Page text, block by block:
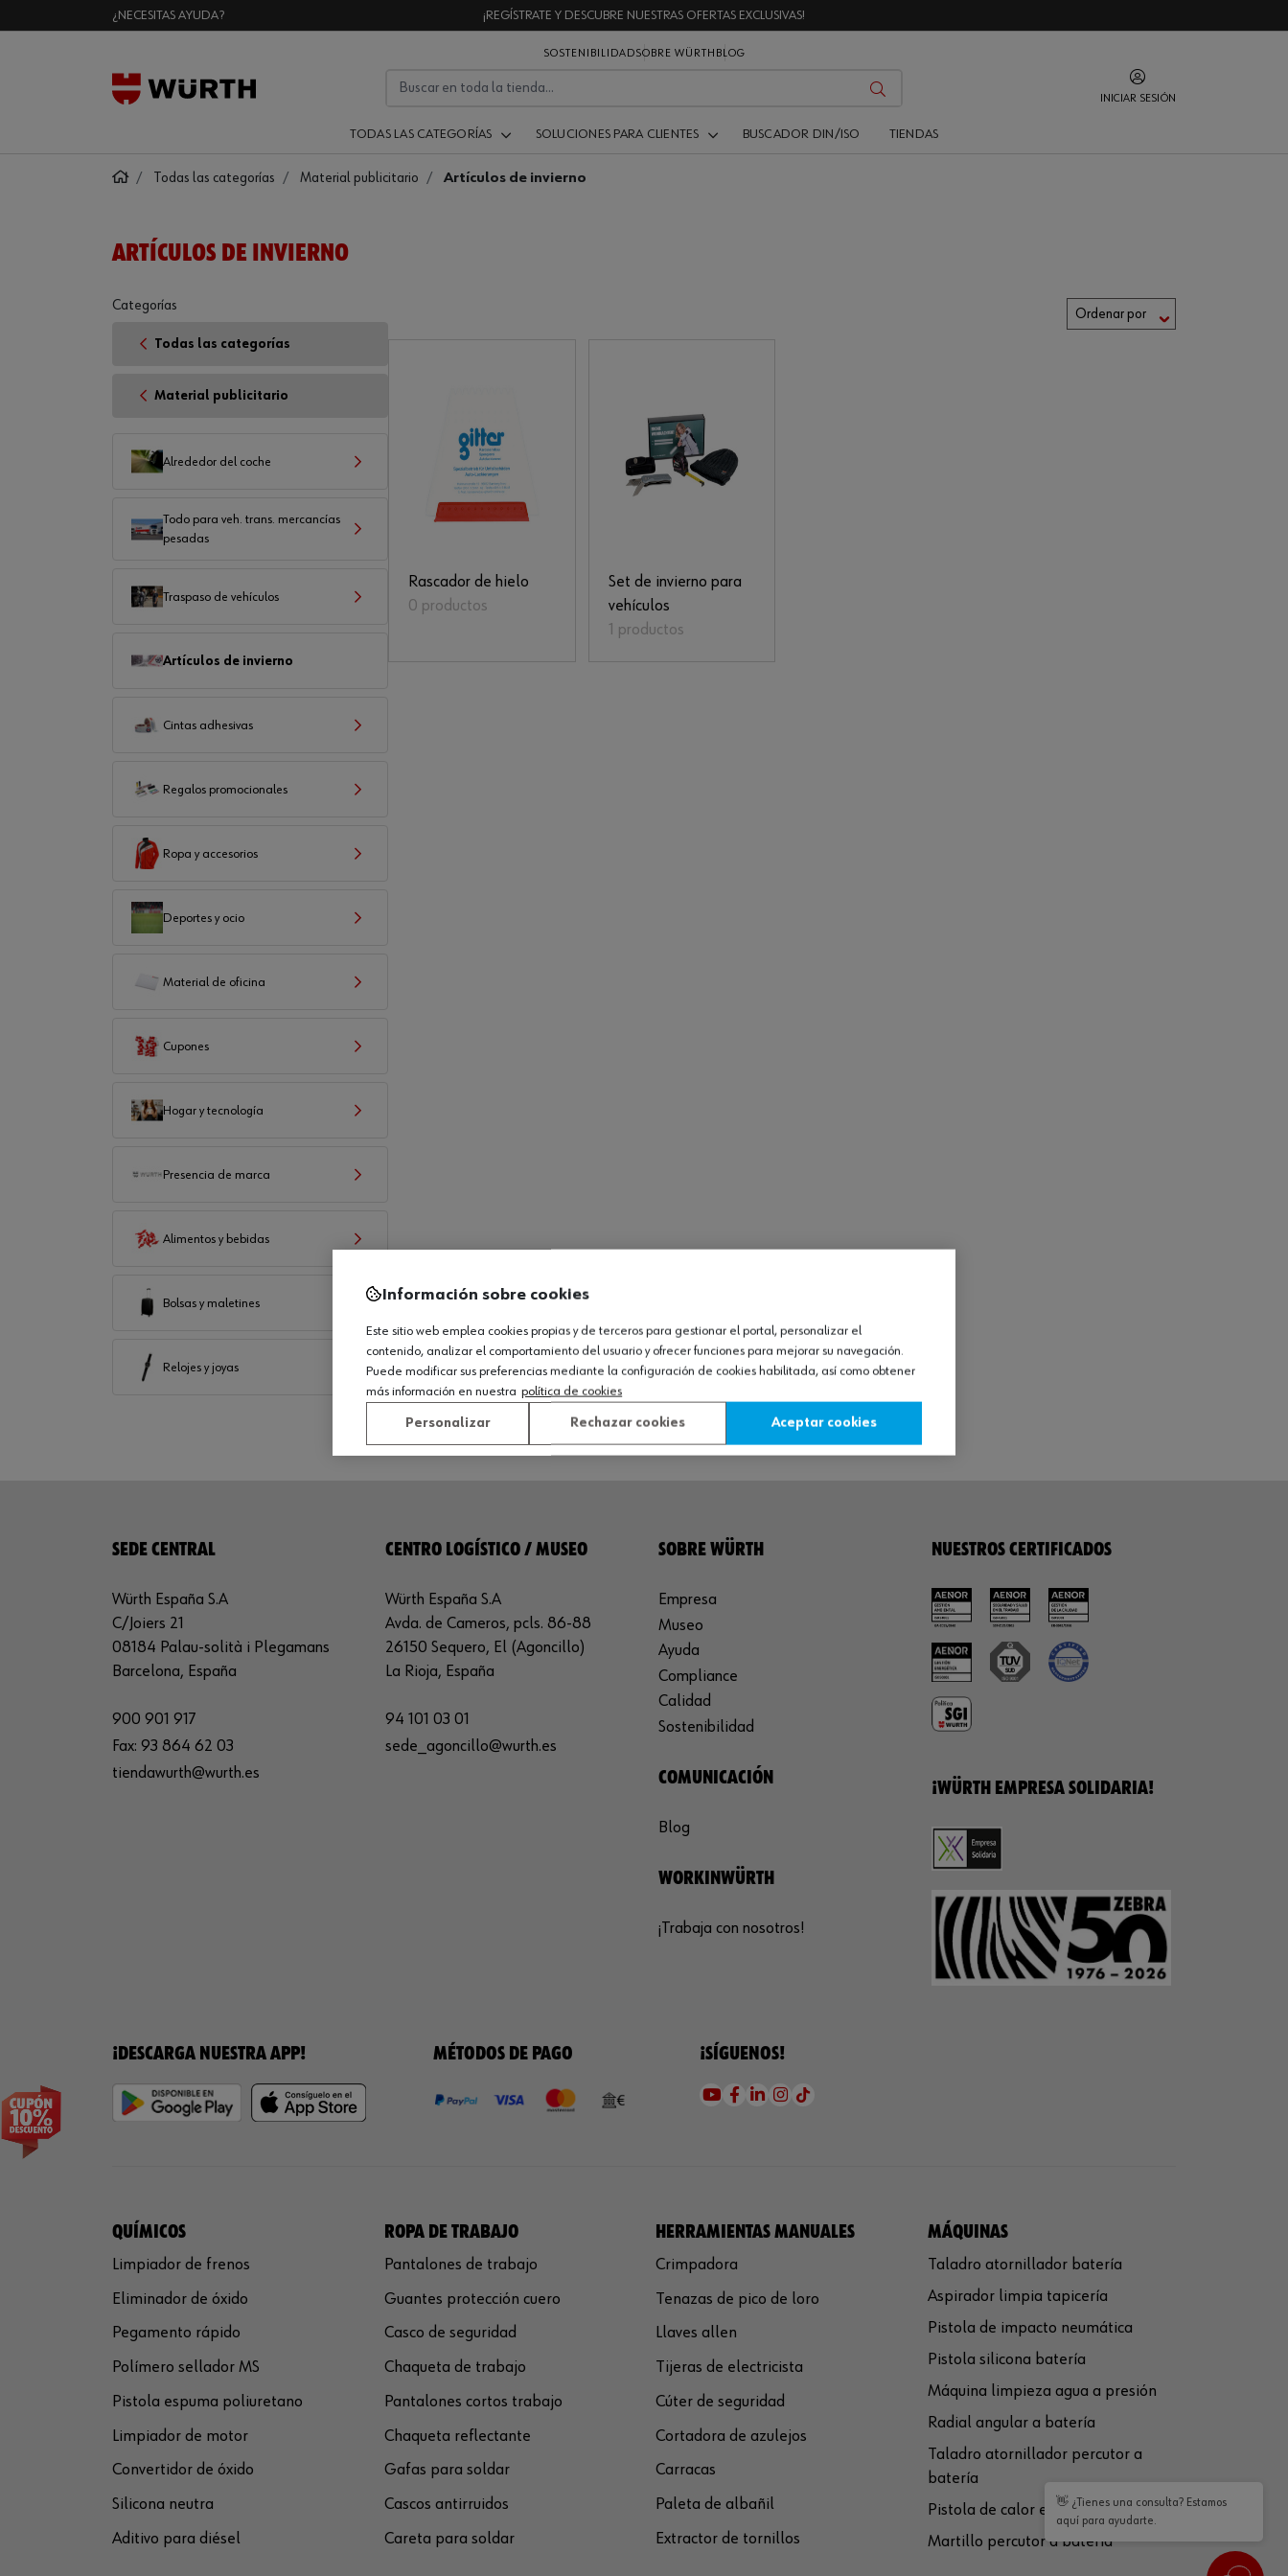
¿NECESITAS AYUDA? ¡REGÍSTRATE Y DESCUBRE NUESTRAS OFERTAS EXCLUSIVAS!
SOSTENIBILIDADSOBRE WÜRTH BLOG
INICIAR SESIÓN
TODAS LAS CATEGORÍAS SOLUCIONES PARA CLIENTES BUSCADOR DIN/ISO TIENDAS
Todas las categorías Material publicitario Artículos de invierno
ARTÍCULOS DE INVIERNO
Categorías
Todas las categorías
Material publicitario
Alrededor del coche
Todo para veh. trans. mercancías
pesadas
Traspaso de vehículos
Artículos de invierno
Cintas adhesivas
Regalos promocionales
Ropa y accesorios
Deportes y ocio
Material de oficina
Cupones
Hogar y tecnología
Presencia de marca
Alimentos y bebidas
Bolsas y maletines
Relojes y joyas
Rascador de hielo
0 productos
Set de invierno para
vehículos
1 productos
SEDE CENTRAL
Würth España S.A
C/Joiers 21
08184 Palau-solità i Plegamans
Barcelona, España
900 901 917
Fax: 93 864 62 03
tiendawurth@wurth.es
CENTRO LOGÍSTICO / MUSEO
Würth España S.A
Avda. de Cameros, pcls. 86-88
26150 Sequero, El (Agoncillo)
La Rioja, España
94 101 03 01
sede_agoncillo@wurth.es
SOBRE WÜRTH
Empresa
Museo
Ayuda
Compliance
Calidad
Sostenibilidad
COMUNICACIÓN
Blog
WORKINWÜRTH
¡Trabaja con nosotros!
NUESTROS CERTIFICADOS
¡WÜRTH EMPRESA SOLIDARIA!
¡DESCARGA NUESTRA APP! MÉTODOS DE PAGO ¡SÍGUENOS!
QUÍMICOS
Limpiador de frenos
Eliminador de óxido
Pegamento rápido
Polímero sellador MS
Pistola espuma poliuretano
Limpiador de motor
Convertidor de óxido
Silicona neutra
Aditivo para diésel
ROPA DE TRABAJO
Pantalones de trabajo
Guantes protección cuero
Casco de seguridad
Chaqueta de trabajo
Pantalones cortos trabajo
Chaqueta reflectante
Gafas para soldar
Cascos antirruidos
Careta para soldar
HERRAMIENTAS MANUALES
Crimpadora
Tenazas de pico de loro
Llaves allen
Tijeras de electricista
Cúter de seguridad
Cortadora de azulejos
Carracas
Paleta de albañil
Extractor de tornillos
MÁQUINAS
Taladro atornillador batería
Aspirador limpia tapicería
Pistola de impacto neumática
Pistola silicona batería
Máquina limpieza agua a presión
Radial angular a batería
Taladro atornillador percutor a
batería
Pistola de calor eléctrica
Martillo percutor a batería
👋 ¿Tienes una consulta? Estamos
aquí para ayudarte.
Información sobre cookies
Este sitio web emplea cookies propias y de terceros para gestionar el portal, personalizar el
contenido, analizar el comportamiento del usuario y ofrecer funciones para mejorar su navegación.
Puede modificar sus preferencias mediante la configuración de cookies habilitada, así como obtener
más información en nuestra política de cookies
Personalizar Rechazar cookies Aceptar cookies